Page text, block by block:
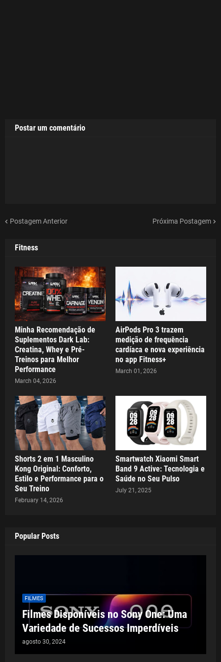
Postar um comentário
Postagem Anterior Próxima Postagem
Fitness
Minha Recomendação de
Suplementos Dark Lab:
Creatina, Whey e Pré-
Treinos para Melhor
Performance
March 04, 2026
AirPods Pro 3 trazem
medição de frequência
cardíaca e nova experiência
no app Fitness+
March 01, 2026
Shorts 2 em 1 Masculino
Kong Original: Conforto,
Estilo e Performance para o
Seu Treino
February 14, 2026
Smartwatch Xiaomi Smart
Band 9 Active: Tecnologia e
Saúde no Seu Pulso
July 21, 2025
Popular Posts
FILMES
Filmes Disponíveis no Sony One: Uma
Variedade de Sucessos Imperdíveis
agosto 30, 2024